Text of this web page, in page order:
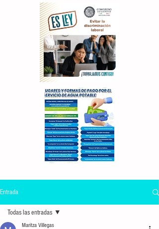
Entrada
Todas las entradas
Maritza Villegas